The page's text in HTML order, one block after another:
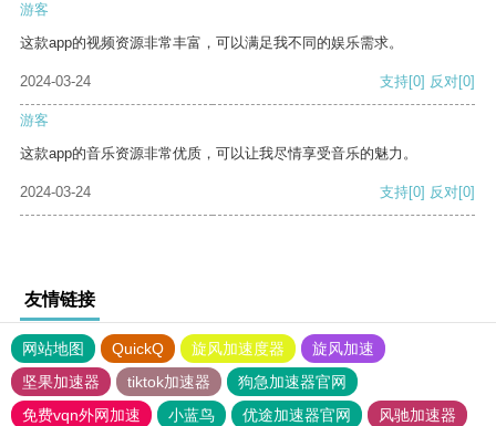
游客
这款app的视频资源非常丰富，可以满足我不同的娱乐需求。
2024-03-24 支持[0] 反对[0]
游客
这款app的音乐资源非常优质，可以让我尽情享受音乐的魅力。
2024-03-24 支持[0] 反对[0]
友情链接
网站地图 QuickQ 旋风加速度器
旋风加速
坚果加速器
tiktok加速器
狗急加速器官网
免费vqn外网加速
小蓝鸟 优途加速器官网
风驰加速器